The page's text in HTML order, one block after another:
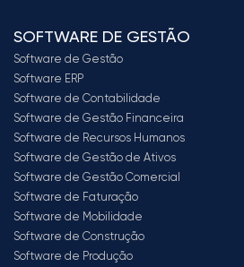
SOFTWARE DE GESTÃO
Software de Gestão
Software ERP
Software de Contabilidade
Software de Gestão Financeira
Software de Recursos Humanos
Software de Gestão de Ativos
Software de Gestão Comercial
Software de Faturação
Software de Mobilidade
Software de Construção
Software de Produção